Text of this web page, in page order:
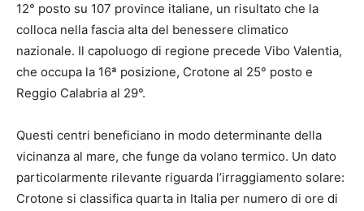
12° posto su 107 province italiane, un risultato che la
colloca nella fascia alta del benessere climatico
nazionale. Il capoluogo di regione precede Vibo Valentia,
che occupa la 16ª posizione, Crotone al 25° posto e
Reggio Calabria al 29°.
Questi centri beneficiano in modo determinante della
vicinanza al mare, che funge da volano termico. Un dato
particolarmente rilevante riguarda l’irraggiamento solare:
Crotone si classifica quarta in Italia per numero di ore di